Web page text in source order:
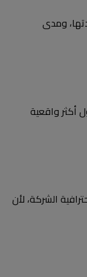
ومدى
أكثر واقعية
الشركة، لأن